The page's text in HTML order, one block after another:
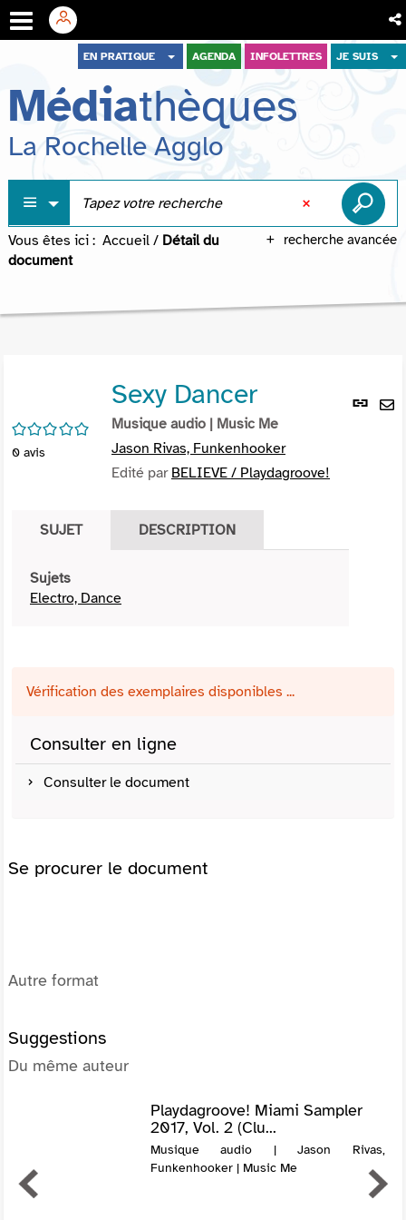
menu
contenu
recherche
EN PRATIQUE AGENDA INFOLETTRES JE SUIS
Médiathèques
La Rochelle Agglo
recherche avancée
Vous êtes ici : Accueil / Détail du
document
Lien
/5
0 avis
Sexy Dancer
Musique audio | Music Me
Jason Rivas, Funkenhooker
Edité par BELIEVE / Playdagroove!
SUJET DESCRIPTION
Sujets
Electro, Dance
Vérification des exemplaires disponibles ...
Consulter en ligne
Consulter le document
Se procurer le document
Autre format
Suggestions
Du même auteur
Playdagroove! Miami Sampler
2017, Vol. 2 (Clu...
Musique audio | Jason Rivas,
Funkenhooker | Music Me